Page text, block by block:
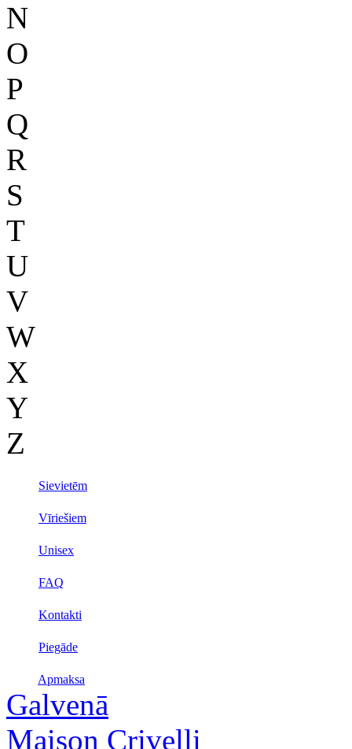
N
O
P
Q
R
S
T
U
V
W
X
Y
Z
Sievietēm
Vīriešiem
Unisex
FAQ
Kontakti
Piegāde
Apmaksa
Galvenā
Maison Crivelli